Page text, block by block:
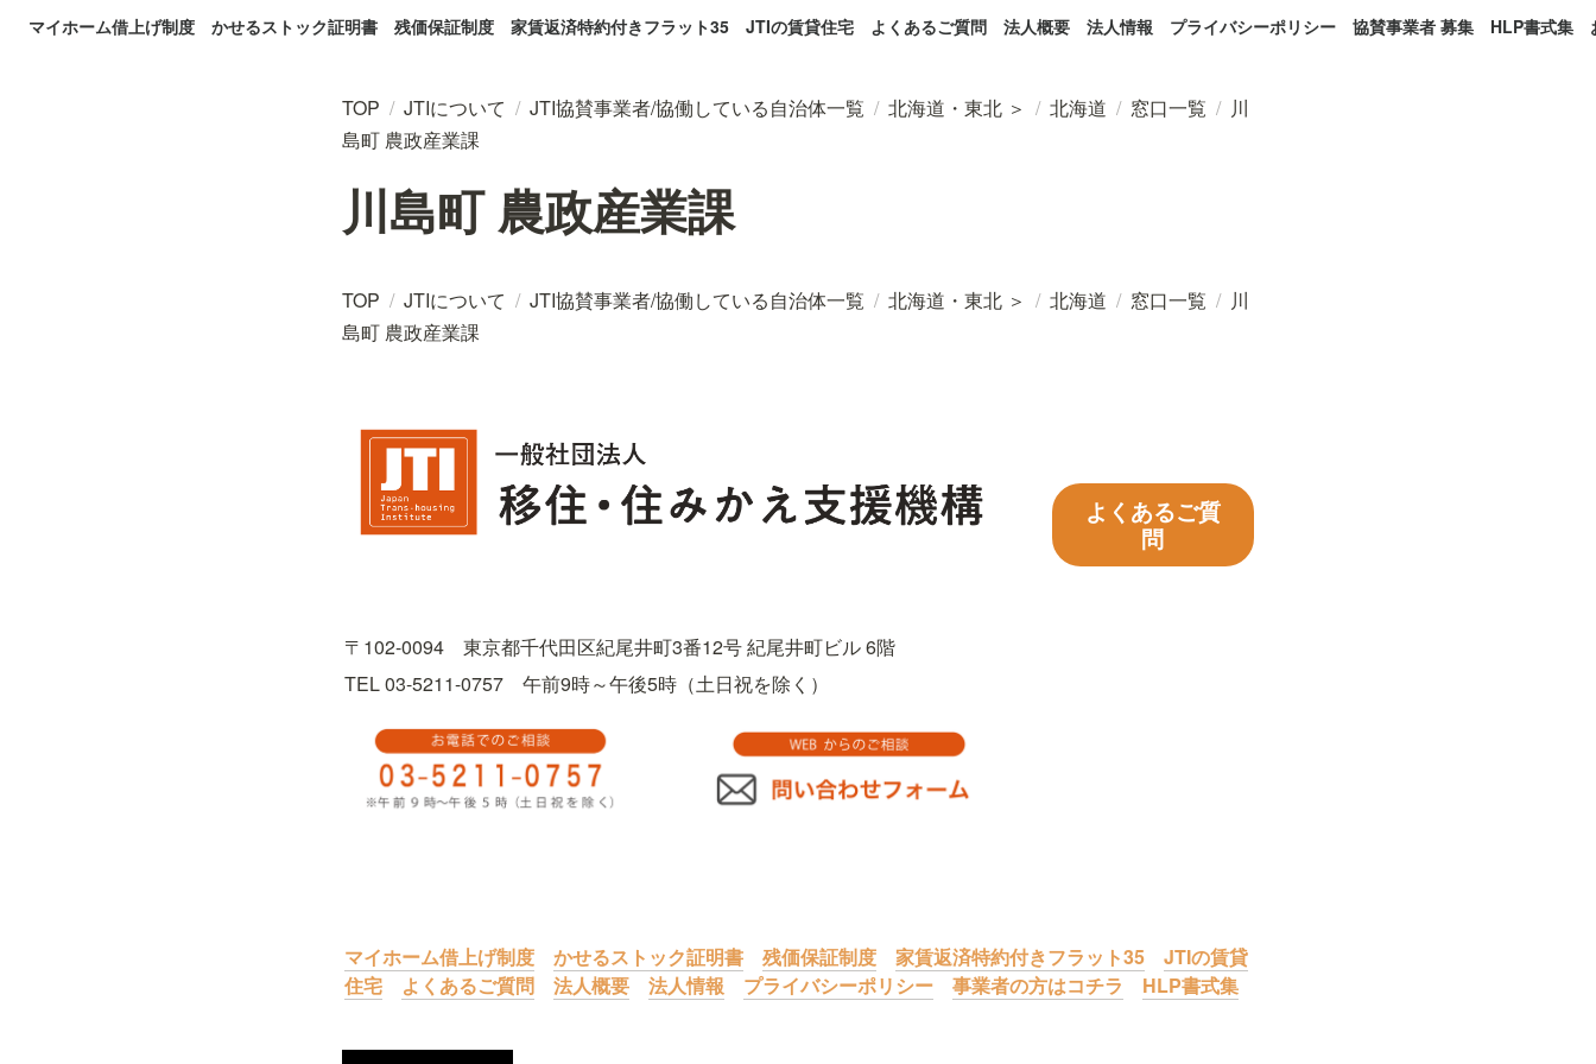
マイホーム借上げ制度 かせるストック証明書 残価保証制度 家賃返済特約付きフラット35 JTIの賃貸住宅 よくあるご質問 法人概要 法人情報 プライバシーポリシー 協賛事業者 募集 HLP書式集
TOP / JTIについて / JTI協賛事業者/協働している自治体一覧 / 北海道・東北 ＞ / 北海道 / 窓口一覧 / 川
島町 農政産業課
川島町 農政産業課
TOP / JTIについて / JTI協賛事業者/協働している自治体一覧 / 北海道・東北 ＞ / 北海道 / 窓口一覧 / 川
島町 農政産業課
〒102-0094　東京都千代田区紀尾井町3番12号 紀尾井町ビル 6階
TEL 03-5211-0757　午前9時～午後5時（土日祝を除く）
よくあるご質
問
マイホーム借上げ制度 かせるストック証明書 残価保証制度 家賃返済特約付きフラット35
JTIの賃貸
住宅
よくあるご質問 法人概要 法人情報 プライバシーポリシー 事業者の方はコチラ HLP書式集